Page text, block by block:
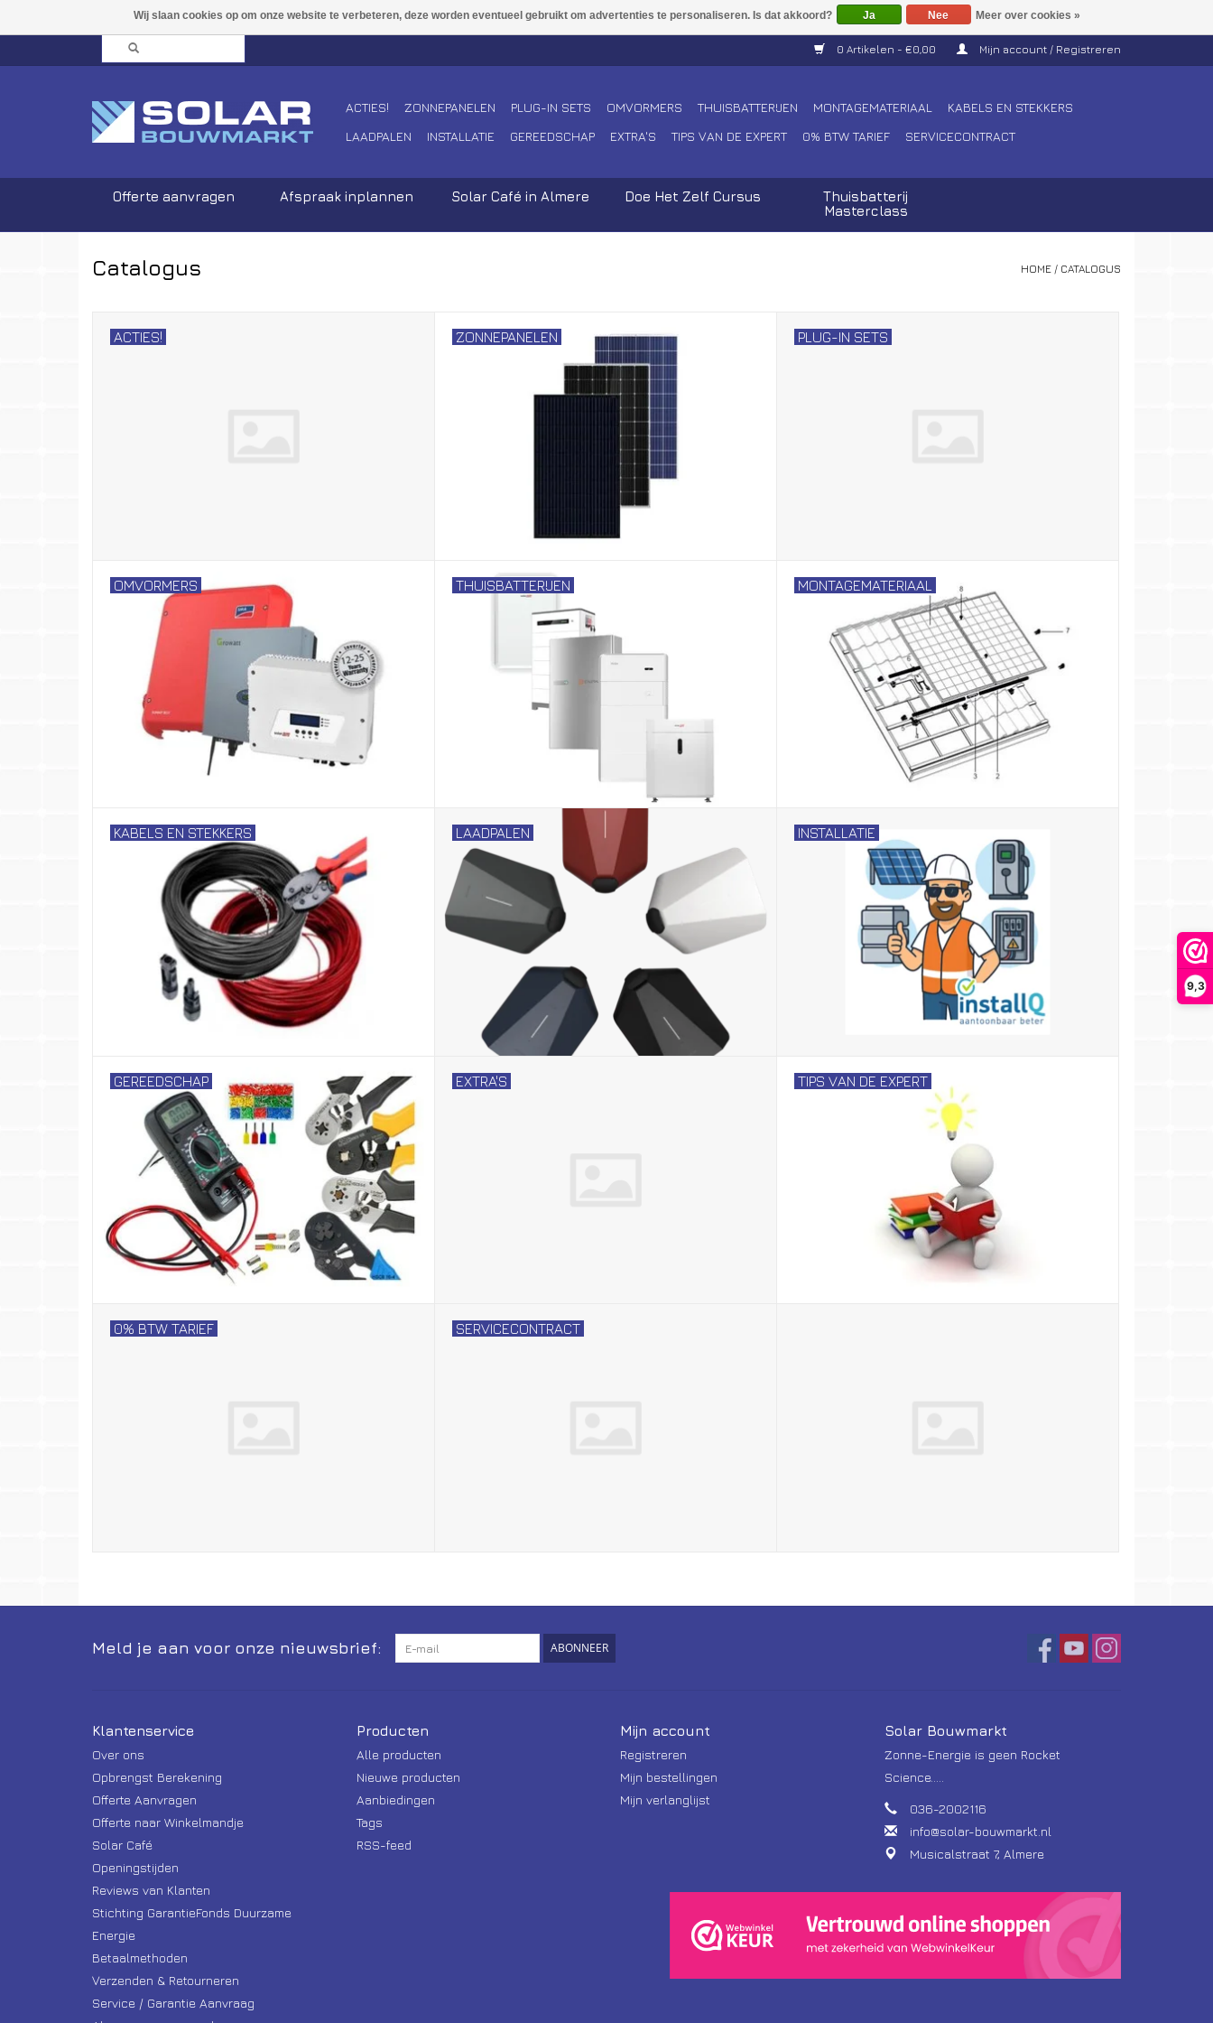
9,3
0 Artikelen - €0,00 Mijn account / Registreren
ACTIES! ZONNEPANELEN PLUG-IN SETS OMVORMERS THUISBATTERIJEN MONTAGEMATERIAAL
KABELS EN STEKKERS
LAADPALEN
INSTALLATIE GEREEDSCHAP EXTRA'S TIPS VAN DE EXPERT 0% BTW TARIEF SERVICECONTRACT
Offerte aanvragen Afspraak inplannen Solar Café in Almere Doe Het Zelf Cursus
Thuisbatterij
Masterclass
Catalogus HOME / CATALOGUS
ACTIES! ZONNEPANELEN PLUG-IN SETS
OMVORMERS THUISBATTERIJEN MONTAGEMATERIAAL
KABELS EN STEKKERS LAADPALEN INSTALLATIE
GEREEDSCHAP EXTRA'S TIPS VAN DE EXPERT
0% BTW TARIEF SERVICECONTRACT
Meld je aan voor onze nieuwsbrief: ABONNEER
Klantenservice
Over ons
Opbrengst Berekening
Offerte Aanvragen
Offerte naar Winkelmandje
Solar Café
Openingstijden
Reviews van Klanten
Stichting GarantieFonds Duurzame
Energie
Betaalmethoden
Verzenden & Retourneren
Service / Garantie Aanvraag
Producten
Alle producten
Nieuwe producten
Aanbiedingen
Tags
RSS-feed
Mijn account
Registreren
Mijn bestellingen
Mijn verlanglijst
Solar Bouwmarkt
Zonne-Energie is geen Rocket
Science.....
036-2002116
info@solar-bouwmarkt.nl
Musicalstraat 7, Almere
Ja Nee Meer over cookies »